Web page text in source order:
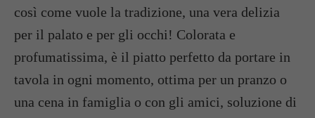
così come vuole la tradizione, una vera delizia
per il palato e per gli occhi! Colorata e
profumatissima, è il piatto perfetto da portare in
tavola in ogni momento, ottima per un pranzo o
una cena in famiglia o con gli amici, soluzione di